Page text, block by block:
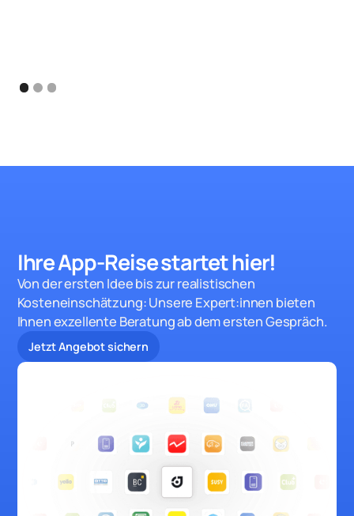
Ihre App-Reise startet hier!
Von der ersten Idee bis zur realistischen
Kosteneinschätzung: Unsere Expert:innen bieten
Ihnen exzellente Beratung ab dem ersten Gespräch.
Jetzt Angebot sichern